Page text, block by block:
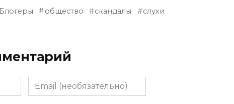
Блогеры общество скандалы слухи
Email
(необязательно)